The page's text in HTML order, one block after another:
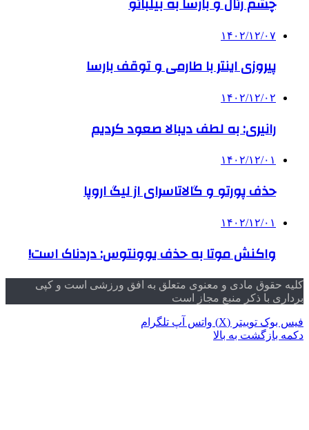
۱۴۰۲/۱۲/۰۷
پیروزی اینتر با طارمی و توقف بارسا
۱۴۰۲/۱۲/۰۲
رانیری: به لطف دیبالا صعود کردیم
۱۴۰۲/۱۲/۰۱
حذف پورتو و گالاتاسرای از لیگ اروپا
۱۴۰۲/۱۲/۰۱
واکنش موتا به حذف یوونتوس: دردناک است!
کلیه حقوق مادی و معنوی متعلق به افق ورزشی است و کپی
برداری با ذکر منبع مجاز است
فیس بوک توییتر (X) واتس آپ تلگرام
دکمه بازگشت به بالا